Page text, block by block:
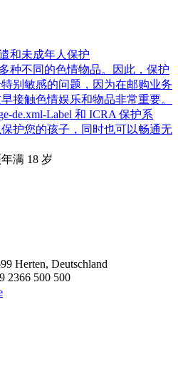
和未成年人保护
种不同的色情物品。因此，保护
别敏感的问题，因为在邮购业务
接触色情娱乐和物品非常重要。
de.xml-Label 和 ICRA 保护系
护您的孩子，同时也可以畅通无
满 18 岁
Herten, Deutschland
2366 500 500